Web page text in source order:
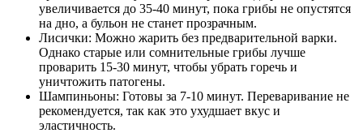
увеличивается до 35-40 минут, пока грибы не опустятся
на дно, а бульон не станет прозрачным.
Лисички: Можно жарить без предварительной варки.
Однако старые или сомнительные грибы лучше
проварить 15-30 минут, чтобы убрать горечь и
уничтожить патогены.
Шампиньоны: Готовы за 7-10 минут. Переваривание не
рекомендуется, так как это ухудшает вкус и
эластичность.